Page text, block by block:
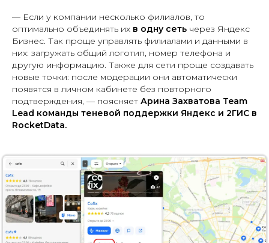
— Если у компании несколько филиалов, то
оптимально объединять их в одну сеть через Яндекс
Бизнес. Так проще управлять филиалами и данными в
них: загружать общий логотип, номер телефона и
другую информацию. Также для сети проще создавать
новые точки: после модерации они автоматически
появятся в личном кабинете без повторного
подтверждения, — поясняет Арина Захватова Team
Lead команды теневой поддержки Яндекс и 2ГИС в
RocketData.